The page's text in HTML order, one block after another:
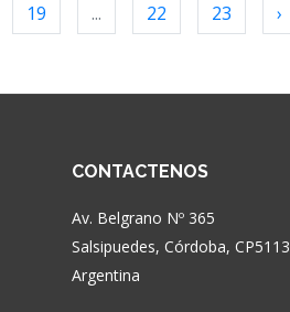
19 ... 22 23 ›
CONTACTENOS
Av. Belgrano Nº 365
Salsipuedes, Córdoba, CP5113
Argentina